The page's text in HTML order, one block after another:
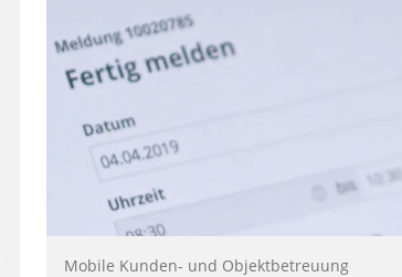
Mobile Kunden- und Objektbetreuung